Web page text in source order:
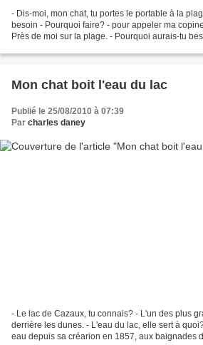
- Dis-moi, mon chat, tu portes le portable à la
besoin - Pourquoi faire? - pour appeler ma
Près de moi sur la plage. - Pourquoi aurais-tu
Mon chat boit l'eau du lac
Publié le 25/08/2010 à 07:39
Par charles daney
- Le lac de Cazaux, tu connais? - L'un des plus
derrière les dunes. - L'eau du lac, elle sert à
eau depuis sa créarion en 1857, aux baignades